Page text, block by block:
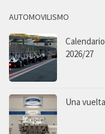
AUTOMOVILISMO
2026/27
Una